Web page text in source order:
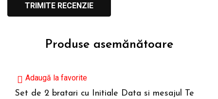
Produse asemănătoare
Adaugă la favorite
Set de 2 bratari cu Initiale Data si mesajul Te